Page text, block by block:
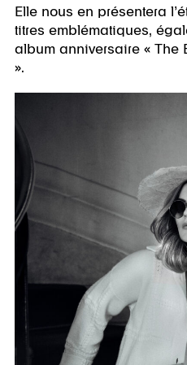
Elle nous en présentera
titres emblématiques,
album anniversaire « The
».